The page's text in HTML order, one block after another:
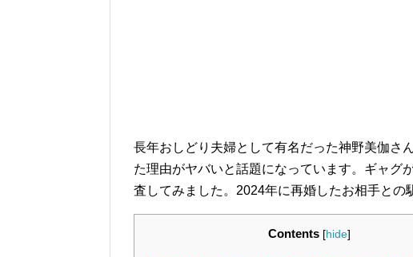
長年おしどり夫婦として有名だった神野美伽さん
た理由がヤバいと話題になっています。ギャグ
査してみました。2024年に再婚したお相手との
Contents [hide]